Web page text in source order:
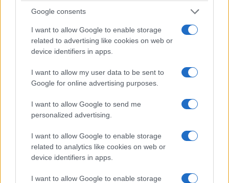
Google consents
I want to allow Google to enable storage
related to advertising like cookies on web or
device identifiers in apps.
I want to allow my user data to be sent to
Google for online advertising purposes.
I want to allow Google to send me
personalized advertising.
I want to allow Google to enable storage
related to analytics like cookies on web or
device identifiers in apps.
I want to allow Google to enable storage
Η νεολαία γέμισε την
πλατεία των
συναυλία της
Marseaux
(Βίντεο+Φωτογραφίες)
8 Αυγούστου 2026, 8:02 μμ
Προήχθη σε
Υποδιευθυντή ο
Διοικητής της
Τροχαίας Πτολεμαΐδας
Σπύρος Τάσιος